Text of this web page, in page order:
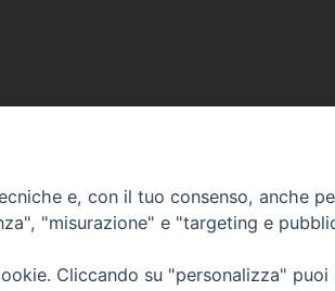
e, con il tuo consenso, anche
"misurazione" e "targeting e
Cliccando su "personalizza"